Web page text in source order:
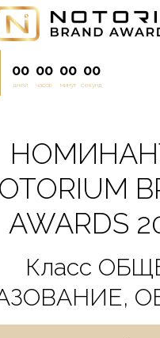
00
дней
00
часов
00
минут
00
секунд
AWARDS
Класс